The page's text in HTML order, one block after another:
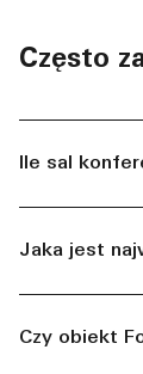
Często
Ile sal
Jaka jest
Czy obiekt